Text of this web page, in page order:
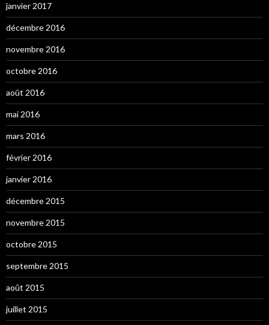
janvier 2017
décembre 2016
novembre 2016
octobre 2016
août 2016
mai 2016
mars 2016
février 2016
janvier 2016
décembre 2015
novembre 2015
octobre 2015
septembre 2015
août 2015
juillet 2015